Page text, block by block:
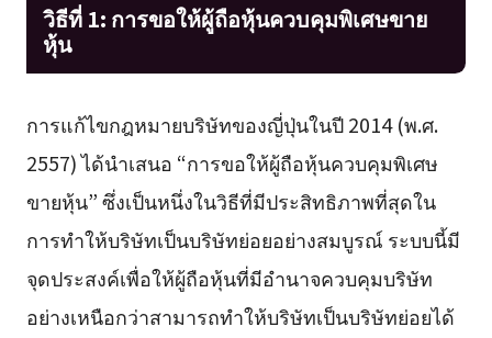
วิธีที่ 1: การขอให้ผู้ถือหุ้นควบคุมพิเศษขาย
หุ้น
การแก้ไขกฎหมายบริษัทของญี่ปุ่นในปี 2014 (พ.ศ.
2557) ได้นำเสนอ “การขอให้ผู้ถือหุ้นควบคุมพิเศษ
ขายหุ้น” ซึ่งเป็นหนึ่งในวิธีที่มีประสิทธิภาพที่สุดใน
การทำให้บริษัทเป็นบริษัทย่อยอย่างสมบูรณ์ ระบบนี้มี
จุดประสงค์เพื่อให้ผู้ถือหุ้นที่มีอำนาจควบคุมบริษัท
อย่างเหนือกว่าสามารถทำให้บริษัทเป็นบริษัทย่อยได้